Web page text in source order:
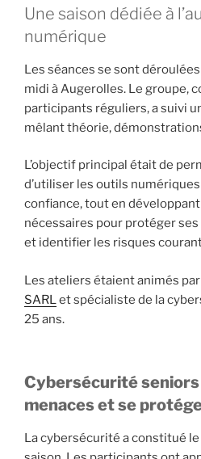
Une saison dédiée à
numérique
Les séances se sont
midi à Augerolles. Le groupe,
participants réguliers, a suivi
mêlant théorie,
L’objectif principal était de
d’utiliser les outils
confiance, tout en
nécessaires pour protéger
et identifier les risques
Les ateliers étaient animés par
SARL et spécialiste de la
25 ans.
Cybersécurité
menaces et se
La cybersécurité a constitué